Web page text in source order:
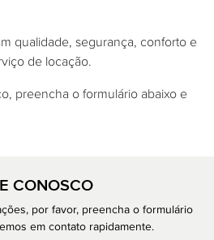
qualidade, segurança, conforto e
de locação.
preencha o formulário abaixo e
CONOSCO
por favor, preencha o formulário
em contato rapidamente.